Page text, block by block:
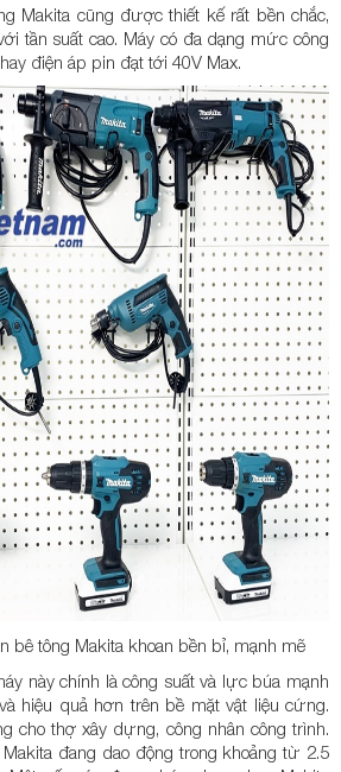
Makita cũng được thiết kế rất bền chắc,
tần suất cao. Máy có đa dạng mức công
điện áp pin đạt tới 40V Max.
bê tông Makita khoan bền bỉ, mạnh mẽ
này chính là công suất và lực búa mạnh
hiệu quả hơn trên bề mặt vật liệu cứng.
cho thợ xây dựng, công nhân công trình.
đang dao động trong khoảng từ 2.5